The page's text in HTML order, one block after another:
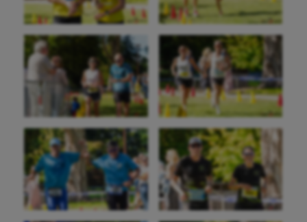
Billard
Boules lyonnaises
Canoë-kayak
Cerf Volant
Cheerleading
Course à pied
Crossfit
Cyclisme